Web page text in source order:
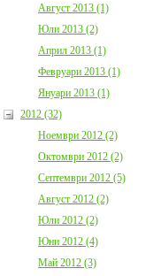
Август 2013 (1)
Юли 2013 (2)
Април 2013 (1)
Февруари 2013 (1)
Януари 2013 (1)
2012 (32)
Ноември 2012 (2)
Октомври 2012 (2)
Септември 2012 (5)
Август 2012 (2)
Юли 2012 (2)
Юни 2012 (4)
Май 2012 (3)